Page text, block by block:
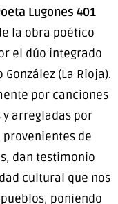
Lugones 401
la obra poético
el dúo integrado
(La Rioja).
por canciones
arregladas por
provenientes de
dan testimonio
cultural que nos
poniendo